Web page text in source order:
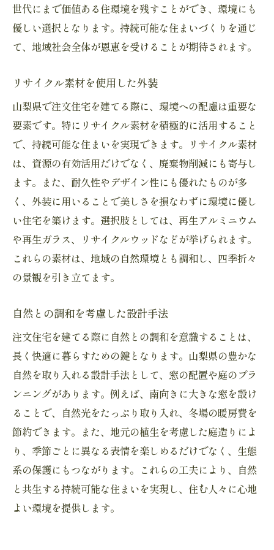
世代にまで価値ある住環境を残すことができ、環境にも
優しい選択となります。持続可能な住まいづくりを通じ
て、地域社会全体が恩恵を受けることが期待されます。
リサイクル素材を使用した外装
山梨県で注文住宅を建てる際に、環境への配慮は重要な
要素です。特にリサイクル素材を積極的に活用すること
で、持続可能な住まいを実現できます。リサイクル素材
は、資源の有効活用だけでなく、廃棄物削減にも寄与し
ます。また、耐久性やデザイン性にも優れたものが多
く、外装に用いることで美しさを損なわずに環境に優し
い住宅を築けます。選択肢としては、再生アルミニウム
や再生ガラス、リサイクルウッドなどが挙げられます。
これらの素材は、地域の自然環境とも調和し、四季折々
の景観を引き立てます。
自然との調和を考慮した設計手法
注文住宅を建てる際に自然との調和を意識することは、
長く快適に暮らすための鍵となります。山梨県の豊かな
自然を取り入れる設計手法として、窓の配置や庭のプラ
ンニングがあります。例えば、南向きに大きな窓を設け
ることで、自然光をたっぷり取り入れ、冬場の暖房費を
節約できます。また、地元の植生を考慮した庭造りによ
り、季節ごとに異なる表情を楽しめるだけでなく、生態
系の保護にもつながります。これらの工夫により、自然
と共生する持続可能な住まいを実現し、住む人々に心地
よい環境を提供します。